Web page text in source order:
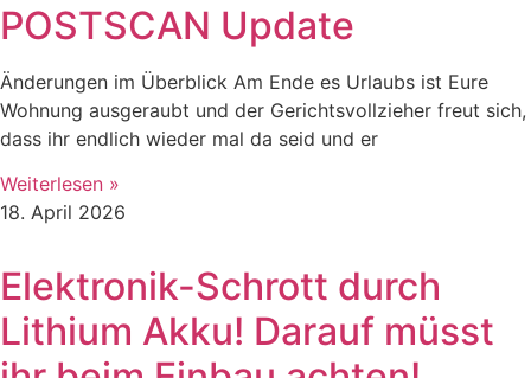
POSTSCAN Update
Änderungen im Überblick Am Ende es Urlaubs ist Eure
Wohnung ausgeraubt und der Gerichtsvollzieher freut sich,
dass ihr endlich wieder mal da seid und er
Weiterlesen »
18. April 2026
Elektronik-Schrott durch
Lithium Akku! Darauf müsst